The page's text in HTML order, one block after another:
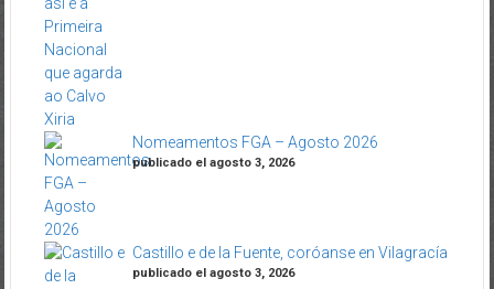
Nomeamentos FGA – Agosto 2026
publicado el agosto 3, 2026
Castillo e de la Fuente, coróanse en Vilagracía
publicado el agosto 3, 2026